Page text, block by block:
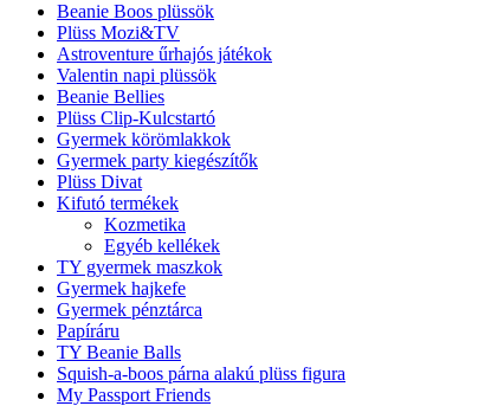
Beanie Boos plüssök
Plüss Mozi&TV
Astroventure űrhajós játékok
Valentin napi plüssök
Beanie Bellies
Plüss Clip-Kulcstartó
Gyermek körömlakkok
Gyermek party kiegészítők
Plüss Divat
Kifutó termékek
Kozmetika
Egyéb kellékek
TY gyermek maszkok
Gyermek hajkefe
Gyermek pénztárca
Papíráru
TY Beanie Balls
Squish-a-boos párna alakú plüss figura
My Passport Friends